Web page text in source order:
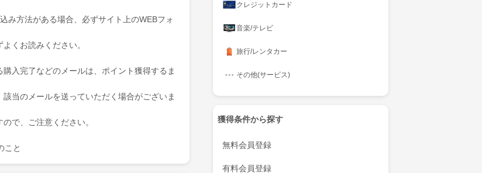
み方法がある場合、必ずサイト上のWEBフォ
くお読みください。
入完了などのメールは、ポイント獲得するま
当のメールを送っていただく場合がございま
で、ご注意ください。
こと
クレジットカード
音楽/テレビ
旅行/レンタカー
その他(サービス)
獲得条件から探す
無料会員登録
有料会員登録